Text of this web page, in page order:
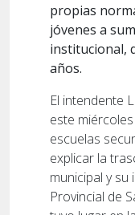
propias
jóvenes a
institucional,
años.
El intendente
este
escuelas
explicar la
municipal y
Provincial de